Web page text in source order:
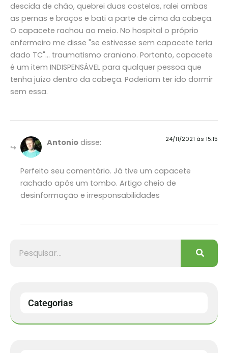
descida de chão, quebrei duas costelas, ralei ambas
as pernas e braços e bati a parte de cima da cabeça.
O capacete rachou ao meio. No hospital o próprio
enfermeiro me disse "se estivesse sem capacete teria
dado TC"… traumatismo craniano. Portanto, capacete
é um item INDISPENSÁVEL para qualquer pessoa que
tenha juízo dentro da cabeça. Poderiam ter ido dormir
sem essa.
Antonio disse: 24/11/2021 às 15:15
Perfeito seu comentário. Já tive um capacete
rachado após um tombo. Artigo cheio de
desinformação e irresponsabilidades
Categorias